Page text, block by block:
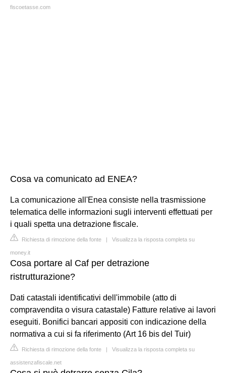
fiscoetasse.com
Cosa va comunicato ad ENEA?
La comunicazione all'Enea consiste nella trasmissione
telematica delle informazioni sugli interventi effettuati per
i quali spetta una detrazione fiscale.
Richiesta di rimozione della fonte | Visualizza la risposta completa su
money.it
Cosa portare al Caf per detrazione
ristrutturazione?
Dati catastali identificativi dell'immobile (atto di
compravendita o visura catastale) Fatture relative ai lavori
eseguiti. Bonifici bancari appositi con indicazione della
normativa a cui si fa riferimento (Art 16 bis del Tuir)
Richiesta di rimozione della fonte | Visualizza la risposta completa su
assistenzafiscale.net